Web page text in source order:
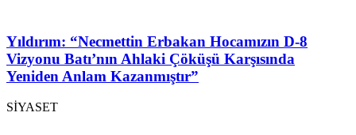
Yıldırım: “Necmettin Erbakan Hocamızın D-8
Vizyonu Batı’nın Ahlaki Çöküşü Karşısında
Yeniden Anlam Kazanmıştır”
SİYASET